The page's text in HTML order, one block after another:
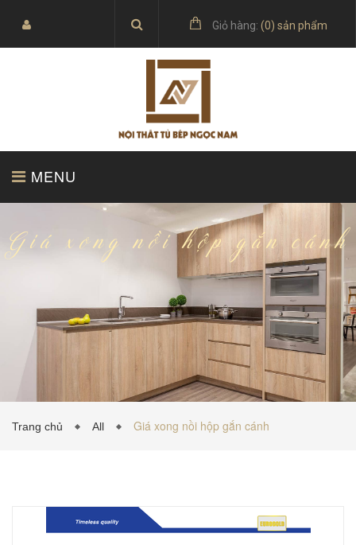
Giỏ hàng: (0) sản phẩm
MENU
SẢN PHẨM
BÁO GIÁ TỦ BẾP ACRYLIC
TỦ BẾP INOX
Giá xong nồi hộp gắn cánh
Trang chủ All Giá xong nồi hộp gắn cánh